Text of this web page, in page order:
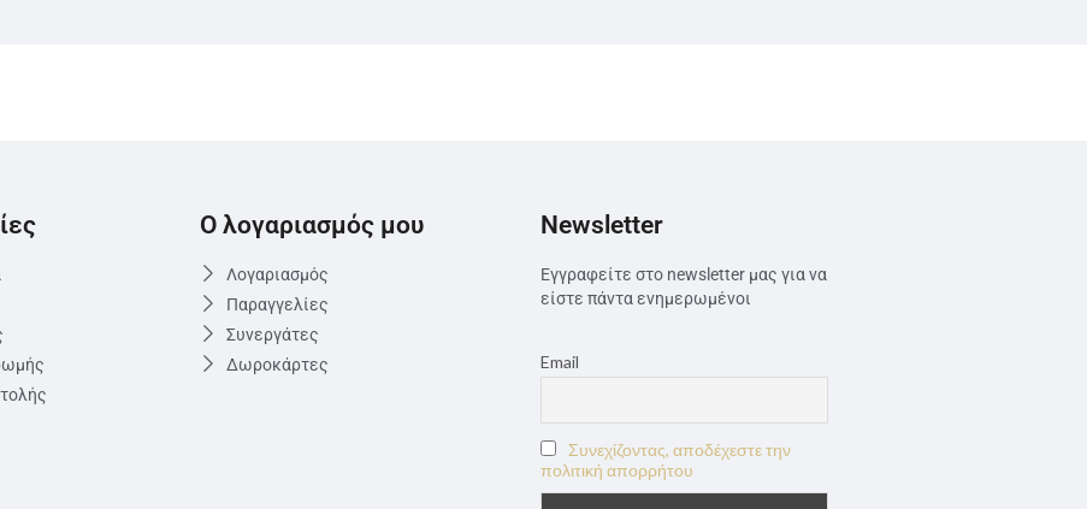
Ο λογαριασμός μου
Λογαριασμός
Παραγγελίες
Συνεργάτες
Δωροκάρτες
Newsletter
Εγγραφείτε στο newsletter μας για να
είστε πάντα ενημερωμένοι
Email
Συνεχίζοντας, αποδέχεστε την
πολιτική απορρήτου